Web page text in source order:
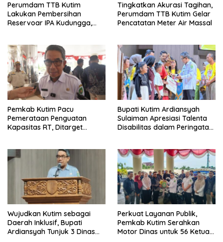
Perumdam TTB Kutim
Lakukan Pembersihan
Reservoar IPA Kudungga,
Tingkatkan Akurasi Tagihan,
Perumdam TTB Kutim Gelar
Pencatatan Meter Air Massal
Pemkab Kutim Pacu
Pemerataan Penguatan
Kapasitas RT, Ditarget
Bupati Kutim Ardiansyah
Sulaiman Apresiasi Talenta
Disabilitas dalam Peringatan
Wujudkan Kutim sebagai
Daerah Inklusif, Bupati
Ardiansyah Tunjuk 3 Dinas
Perkuat Layanan Publik,
Pemkab Kutim Serahkan
Motor Dinas untuk 56 Ketua